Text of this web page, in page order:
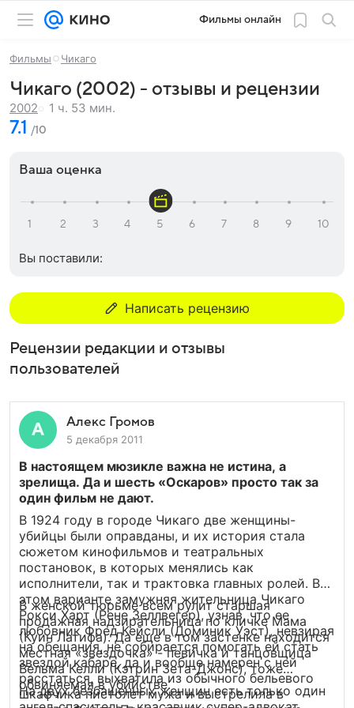
Фильмы онлайн
Фильмы Чикаго
Чикаго (2002) - отзывы и рецензии
2002 1 ч. 53 мин.
7.1 /10
Ваша оценка
Вы поставили:
Написать рецензию
Рецензии редакции и отзывы
пользователей
Алекс Громов
5 декабря 2011
В настоящем мюзикле важна не истина, а
зрелища. Да и шесть «Оскаров» просто так за
один фильм не дают.
В 1924 году в городе Чикаго две женщины-
убийцы были оправданы, и их история стала
сюжетом кинофильмов и театральных
постановок, в которых менялись как
исполнители, так и трактовка главных ролей. В
этом варианте замужняя жительница Чикаго
Рокси Харт (Рене Зеллвегер), узнав, что ее
любовник Фред Кейсли (Доминик Уэст), невзирая
на обещания, не собирается помогать ей стать
звездой кабаре, да и вообще намерен с ней
расстаться, выхватила из обычного бельевого
шкафчика пистолет мужа и выстрелила в
В женской тюрьме всем рулит старшая
продажная надзирательница по кличке Мама
(Куин Латифа). Да еще в том застенке находится
местная «звездочка» - певичка и танцовщица
Вельма Келли (Кэтрин Зета-Джонс), тоже
обвиняемая в убийстве.
На двух безбашенных женщин есть только один